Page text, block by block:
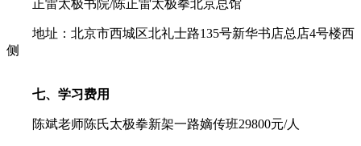
正雷太极书院/陈正雷太极拳北京总馆
地址：北京市西城区北礼士路135号新华书店总店4号楼西
侧
七、学习费用
陈斌老师陈氏太极拳新架一路嫡传班29800元/人